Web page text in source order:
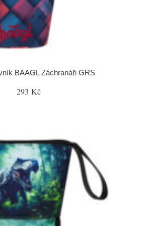
BAAGL Záchranáři GRS
293 Kč